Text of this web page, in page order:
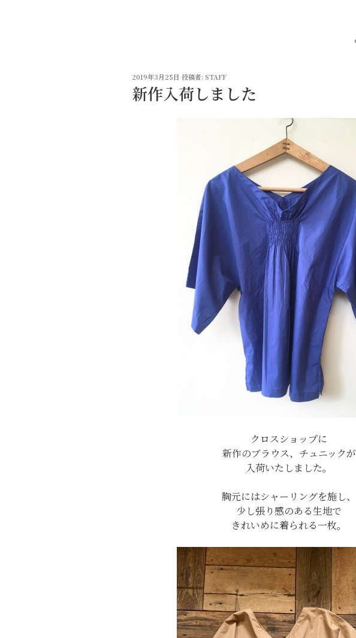
投
稿
日:
2019年3月25日 投稿者: STAFF
新作入荷しました
クロスショップに
新作のブラウス、チュニックが
入荷いたしました。
胸元にはシャーリングを施し、
少し張り感のある生地で
きれいめに着られる一枚。